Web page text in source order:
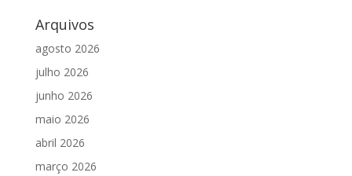
Arquivos
agosto 2026
julho 2026
junho 2026
maio 2026
abril 2026
março 2026